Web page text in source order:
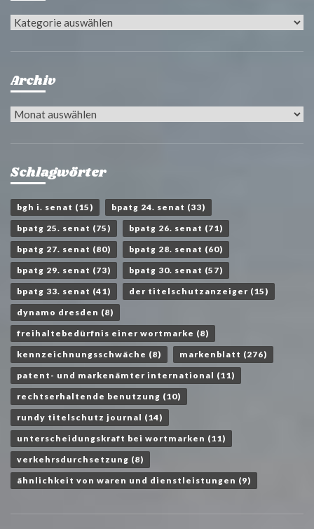
Kategorien
Archiv
Archiv
Schlagwörter
bgh i. senat (15) bpatg 24. senat (33)
bpatg 25. senat (75) bpatg 26. senat (71)
bpatg 27. senat (80) bpatg 28. senat (60)
bpatg 29. senat (73) bpatg 30. senat (57)
bpatg 33. senat (41) der titelschutzanzeiger (15)
dynamo dresden (8)
freihaltebedürfnis einer wortmarke (8)
kennzeichnungsschwäche (8) markenblatt (276)
patent- und markenämter international (11)
rechtserhaltende benutzung (10)
rundy titelschutz journal (14)
unterscheidungskraft bei wortmarken (11)
verkehrsdurchsetzung (8)
ähnlichkeit von waren und dienstleistungen (9)